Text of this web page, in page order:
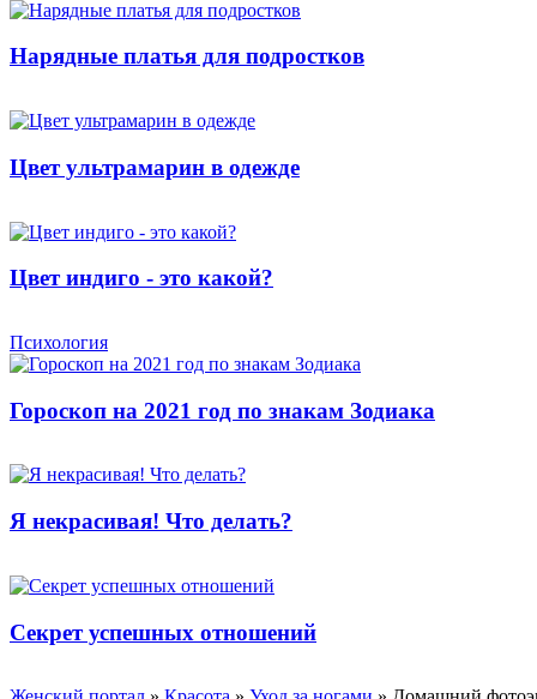
Нарядные платья для подростков
Цвет ультрамарин в одежде
Цвет индиго - это какой?
Психология
Гороскоп на 2021 год по знакам Зодиака
Я некрасивая! Что делать?
Секрет успешных отношений